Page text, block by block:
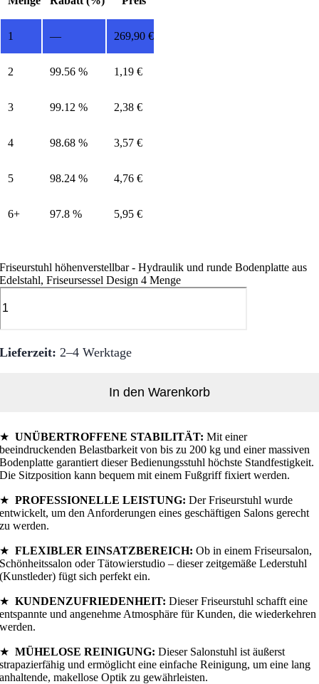
1 — 269,90€
2 99.56 % 1,19€
3 99.12 % 2,38€
4 98.68 % 3,57€
5 98.24 % 4,76€
6+ 97.8 % 5,95€
Friseurstuhl höhenverstellbar - Hydraulik und runde Bodenplatte aus
Edelstahl, Friseursessel Design 4 Menge
Lieferzeit: 2–4 Werktage
In den Warenkorb
★UNÜBERTROFFENE STABILITÄT:Mit einer
beeindruckenden Belastbarkeit von bis zu 200 kg und einer massiven
Bodenplatte garantiert dieser Bedienungsstuhl höchste Standfestigkeit.
Die Sitzposition kann bequem mit einem Fußgriff fixiert werden.
★PROFESSIONELLE LEISTUNG:Der Friseurstuhl wurde
entwickelt, um den Anforderungen eines geschäftigen Salons gerecht
zu werden.
★FLEXIBLER EINSATZBEREICH:Ob in einem Friseursalon,
Schönheitssalon oder Tätowierstudio – dieser zeitgemäße Lederstuhl
(Kunstleder) fügt sich perfekt ein.
★KUNDENZUFRIEDENHEIT:Dieser Friseurstuhl schafft eine
entspannte und angenehme Atmosphäre für Kunden, die wiederkehren
werden.
★MÜHELOSE REINIGUNG:Dieser Salonstuhl ist äußerst
strapazierfähig und ermöglicht eine einfache Reinigung, um eine lang
anhaltende, makellose Optik zu gewährleisten.